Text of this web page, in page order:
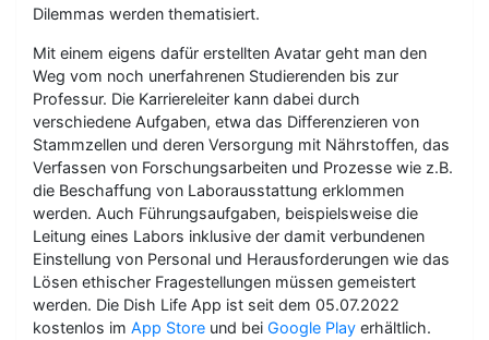
Dilemmas werden thematisiert.
Mit einem eigens dafür erstellten Avatar geht man den
Weg vom noch unerfahrenen Studierenden bis zur
Professur. Die Karriereleiter kann dabei durch
verschiedene Aufgaben, etwa das Differenzieren von
Stammzellen und deren Versorgung mit Nährstoffen, das
Verfassen von Forschungsarbeiten und Prozesse wie z.B.
die Beschaffung von Laborausstattung erklommen
werden. Auch Führungsaufgaben, beispielsweise die
Leitung eines Labors inklusive der damit verbundenen
Einstellung von Personal und Herausforderungen wie das
Lösen ethischer Fragestellungen müssen gemeistert
werden. Die Dish Life App ist seit dem 05.07.2022
kostenlos im App Store und bei Google Play erhältlich.